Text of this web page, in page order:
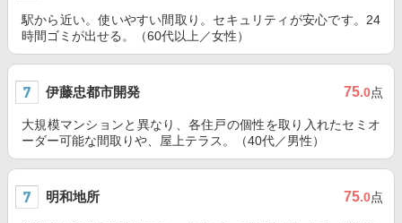
駅から近い。使いやすい間取り。セキュリティが安心です。24
時間ゴミが出せる。（60代以上／女性）
伊藤忠都市開発 75.0点
大規模マンションと異なり、各住戸の個性を取り入れたセミオ
ーダー可能な間取りや、屋上テラス。（40代／男性）
明和地所 75.0点